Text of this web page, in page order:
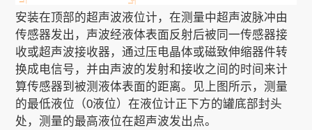
安装在顶部的超声波液位计，在测量中超声波脉冲由
传感器发出，声波经液体表面反射后被同一传感器接
收或超声波接收器，通过压电晶体或磁致伸缩器件转
换成电信号，并由声波的发射和接收之间的时间来计
算传感器到被测液体表面的距离。见上图所示，测量
的最低液位（0液位）在液位计正下方的罐底部封头
处，测量的最高液位在超声波发出点。